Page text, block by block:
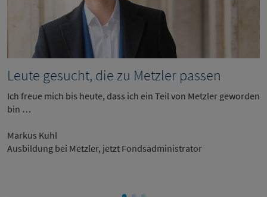
Leute gesucht, die zu Metzler passen
Ich freue mich bis heute, dass ich ein Teil von Metzler geworden
bin …
Markus Kuhl
Ausbildung bei Metzler, jetzt Fondsadministrator